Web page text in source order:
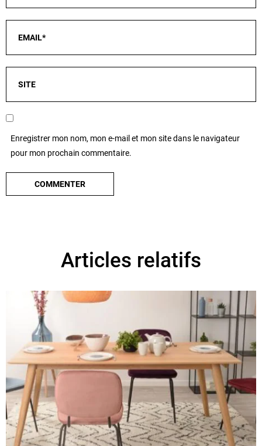
Enregistrer mon nom, mon e-mail et mon site dans le navigateur
pour mon prochain commentaire.
Articles relatifs